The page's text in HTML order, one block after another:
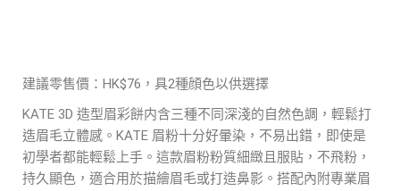
建議零售價：HK$76，具2種顔色以供選擇
KATE 3D 造型眉彩餅内含三種不同深淺的自然色調，輕鬆打
造眉毛立體感。KATE 眉粉十分好暈染，不易出錯，即使是
初學者都能輕鬆上手。這款眉粉粉質細緻且服貼，不飛粉，
持久顯色，適合用於描繪眉毛或打造鼻影。搭配內附專業眉